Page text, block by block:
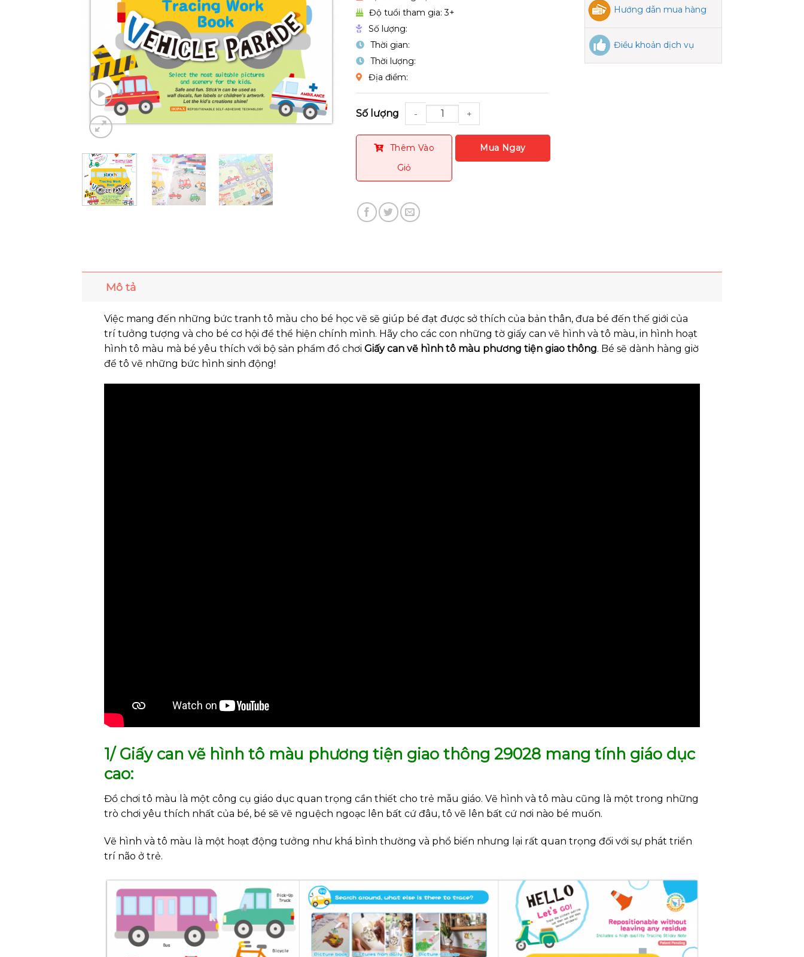
Độ tuổi tham gia: 3+
Số lượng:
Thời gian:
Thời lượng:
Địa điểm:
Số lượng
Thêm Vào
Giỏ
Hướng dẫn mua hàng
Điều khoản dịch vụ
Mô tả
Việc mang đến những bức tranh tô màu cho bé học vẽ sẽ giúp bé đạt được sở thích của bản thân, đưa bé đến thế giới của
trí tưởng tượng và cho bé cơ hội để thể hiện chính mình. Hãy cho các con những tờ giấy can vẽ hình và tô màu, in hình hoạt
hình tô màu mà bé yêu thích với bộ sản phẩm đồ chơi Giấy can vẽ hình tô màu phương tiện giao thông. Bé sẽ dành hàng giờ
để tô vẽ những bức hình sinh động!
1/ Giấy can vẽ hình tô màu phương tiện giao thông 29028 mang tính giáo dục
cao:
Đồ chơi tô màu là một công cụ giáo dục quan trọng cần thiết cho trẻ mẫu giáo. Vẽ hình và tô màu cũng là một trong những
trò chơi yêu thích nhất của bé, bé sẽ vẽ nguệch ngoạc lên bất cứ đâu, tô vẽ lên bất cứ nơi nào bé muốn.
Vẽ hình và tô màu là một hoạt động tưởng như khá bình thường và phổ biến nhưng lại rất quan trọng đối với sự phát triển
trí não ở trẻ.